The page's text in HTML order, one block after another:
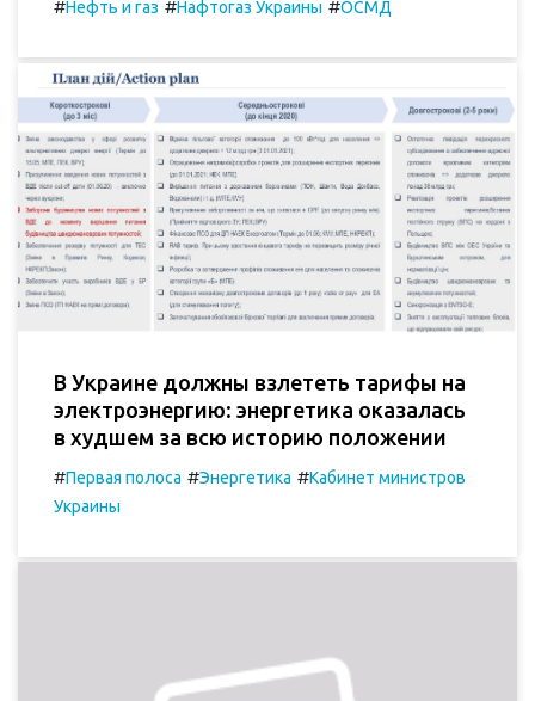
#Нефть и газ #Нафтогаз Украины #ОСМД
В Украине должны взлететь тарифы на
электроэнергию: энергетика оказалась
в худшем за всю историю положении
#Первая полоса #Энергетика #Кабинет министров
Украины